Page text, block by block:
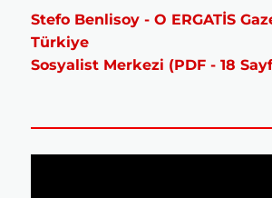
Stefo Benlisoy - O ERGATİS
Türkiye
Sosyalist Merkezi (PDF - 18